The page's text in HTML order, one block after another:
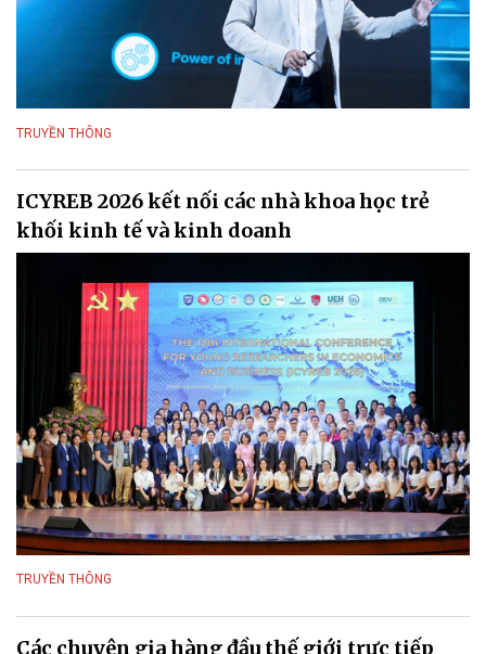
TRUYỀN THÔNG
ICYREB 2026 kết nối các nhà khoa học trẻ
khối kinh tế và kinh doanh
TRUYỀN THÔNG
Các chuyên gia hàng đầu thế giới trực tiếp